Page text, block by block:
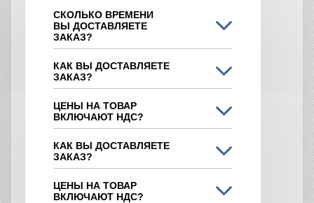
СКОЛЬКО ВРЕМЕНИ
ВЫ ДОСТАВЛЯЕТЕ
ЗАКАЗ?
КАК ВЫ ДОСТАВЛЯЕТЕ
ЗАКАЗ?
ЦЕНЫ НА ТОВАР
ВКЛЮЧАЮТ НДС?
КАК ВЫ ДОСТАВЛЯЕТЕ
ЗАКАЗ?
ЦЕНЫ НА ТОВАР
ВКЛЮЧАЮТ НДС?